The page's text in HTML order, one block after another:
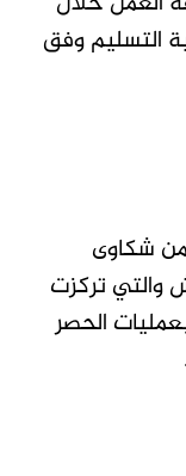
التسليم وفق
من شكاوى
والتي تركزت
الحصر